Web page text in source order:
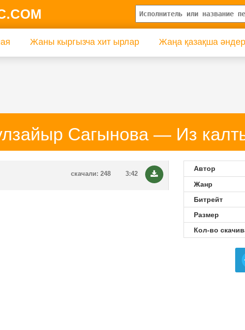
Жаны кыргызча хит ырлар Жаңа қазақша әндер
Сагынова — Из
3:42
скачали: 248
Автор
Жанр
Битрейт
Размер
Кол-во